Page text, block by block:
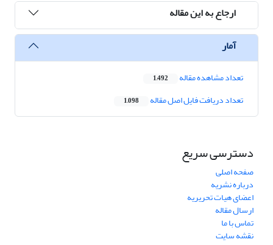
ارجاع به این مقاله
آمار
تعداد مشاهده مقاله 1,492
تعداد دریافت فایل اصل مقاله 1,098
دسترسی سریع
صفحه اصلی
درباره نشریه
اعضای هیات تحریریه
ارسال مقاله
تماس با ما
نقشه سایت